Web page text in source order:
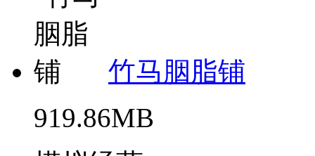
竹马胭脂铺
919.86MB